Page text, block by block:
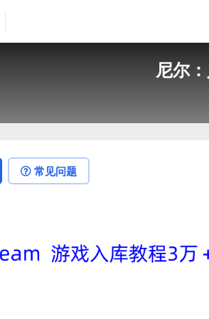
尼尔
常见问题